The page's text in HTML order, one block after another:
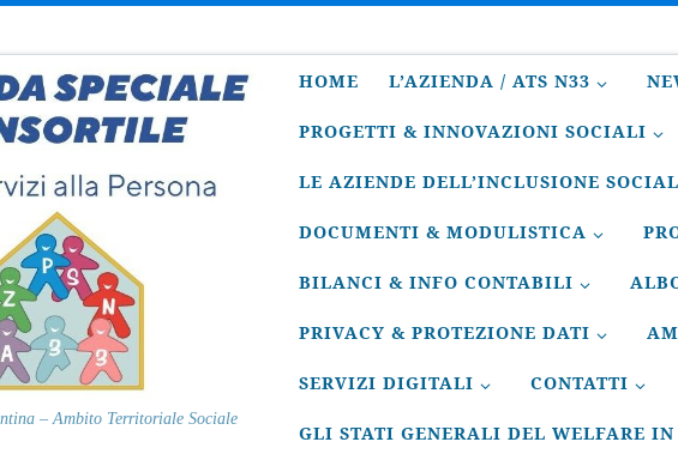
– Ambito Territoriale Sociale
HOME L’AZIENDA / ATS N33
PROGETTI & INNOVAZIONI SOCIALI
LE AZIENDE DELL’INCLUSIONE
DOCUMENTI & MODULISTICA
BILANCI & INFO CONTABILI
PRIVACY & PROTEZIONE DATI
SERVIZI DIGITALI CONTATTI
GLI STATI GENERALI DEL WELFARE